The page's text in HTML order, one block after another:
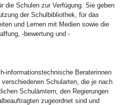
die Schulen zur Verfügung. Sie geben
der Schulbibliothek, für das
und Lernen mit Medien sowie die
-bewertung und -
informationstechnische Beraterinnen
Schularten, die je nach
Schulämtern, den Regierungen
zugeordnet sind und